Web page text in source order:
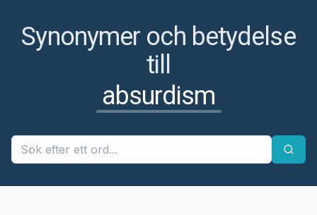
Synonymer och betydelse
till
absurdism